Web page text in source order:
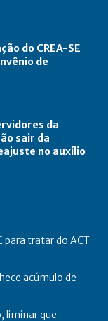
do CREA-SE
de
da
sair da
no auxílio
para tratar do ACT
acúmulo de
liminar que